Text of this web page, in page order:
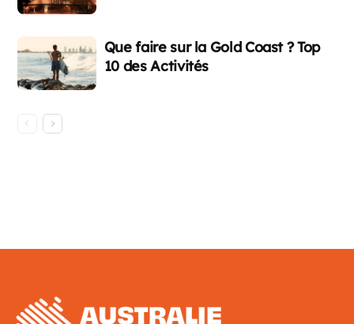
Que faire sur la Gold Coast ? Top
10 des Activités